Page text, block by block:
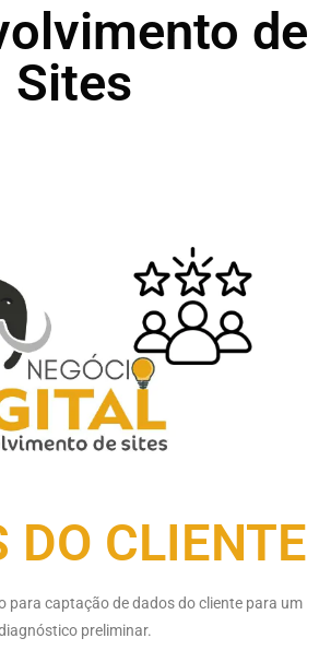
de
Sites
DO CLIENTE
para captação de dados do cliente para um
preliminar.